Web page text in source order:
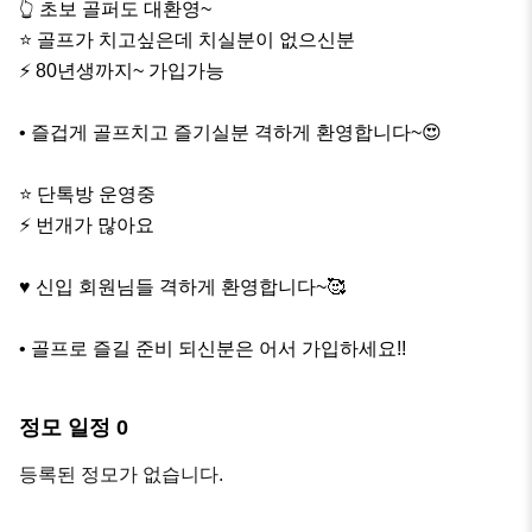
👆 초보 골퍼도 대환영~
⭐️ 골프가 치고싶은데 치실분이 없으신분
⚡️ 80년생까지~ 가입가능
• 즐겁게 골프치고 즐기실분 격하게 환영합니다~😍
⭐️ 단톡방 운영중
⚡️ 번개가 많아요
♥️ 신입 회원님들 격하게 환영합니다~🥰
• 골프로 즐길 준비 되신분은 어서 가입하세요!!
정모 일정 0
등록된 정모가 없습니다.